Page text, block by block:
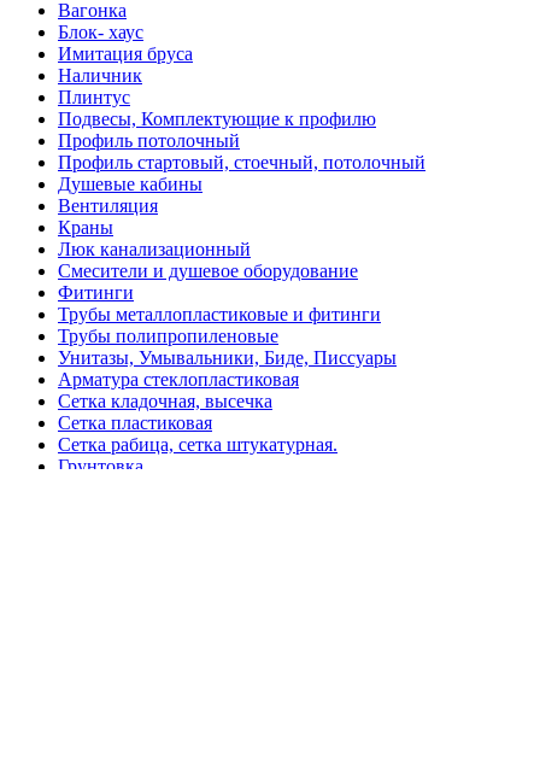
Вагонка
Блок- хаус
Имитация бруса
Наличник
Плинтус
Подвесы, Комплектующие к профилю
Профиль потолочный
Профиль стартовый, стоечный, потолочный
Душевые кабины
Вентиляция
Краны
Люк канализационный
Смесители и душевое оборудование
Фитинги
Трубы металлопластиковые и фитинги
Трубы полипропиленовые
Унитазы, Умывальники, Биде, Писсуары
Арматура стеклопластиковая
Сетка кладочная, высечка
Сетка пластиковая
Сетка рабица, сетка штукатурная.
Грунтовка